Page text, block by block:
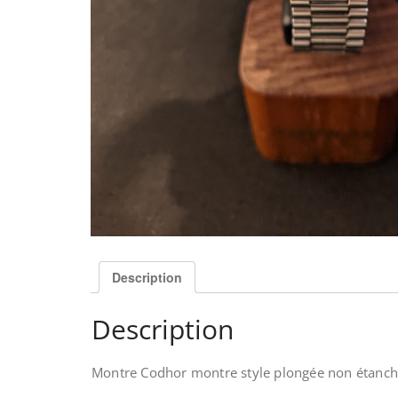
Description
Description
Montre Codhor montre style plongée non